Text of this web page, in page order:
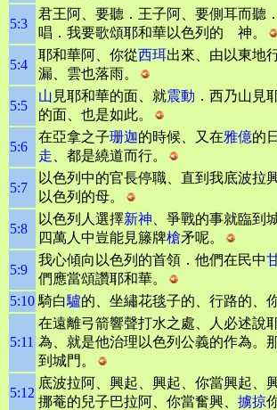
5:3
君王阿、要聽．王子阿、要側耳而聽
唱．我要歌頌耶和華以色列的 神。
5:4
耶和華阿、你從西珥出來、由以東地
漏、雲也落雨。
5:5
山 見耶和華的面、就震動 ．西乃山
的面、也是如此。
5:6
在亞拿之子珊迦的時候、又在雅億的
走 、都是繞道而行。
5:7
以色列中的官長停職、直到我底波拉
以色列的母。
5:8
以色列人選擇新神 、爭戰的事就臨到
四萬人中豈能見籐牌槍矛呢。
5:9
我心傾向以色列的首領．他們在民中
們應當頌讚耶和華。
5:10 騎白驢的、坐繡花毯子的、行路的、
5:11
在遠離弓箭響聲打水之處、人必述說
為、就是他治理以色列公義的作為。
到城門。
5:12
底波拉阿、興起、興起、你當興起、興
挪菴的兒子巴拉阿、你當奮興、 擄掠